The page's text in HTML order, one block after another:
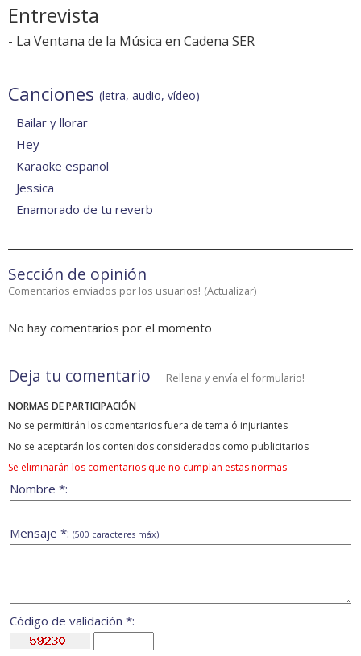
Entrevista
- La Ventana de la Música en Cadena SER
Canciones (letra, audio, vídeo)
Bailar y llorar
Hey
Karaoke español
Jessica
Enamorado de tu reverb
Sección de opinión
Comentarios enviados por los usuarios! (Actualizar)
No hay comentarios por el momento
Deja tu comentario Rellena y envía el formulario!
NORMAS DE PARTICIPACIÓN
No se permitirán los comentarios fuera de tema ó injuriantes
No se aceptarán los contenidos considerados como publicitarios
Se eliminarán los comentarios que no cumplan estas normas
Nombre *:
Mensaje *: (500 caracteres máx)
Código de validación *: